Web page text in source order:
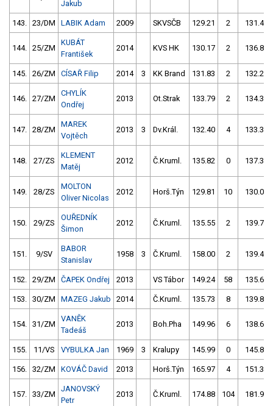
Jakub
143. 23/DM LABIK Adam 2009 SKVSČB 129.21 2 131.46
144. 25/ZM
KUBÁT
František
2014 KVS HK 130.17 2 136.81
145. 26/ZM CÍSAŘ Filip 2014 3 KK Brand 131.83 2 132.24
146. 27/ZM
CHYLÍK
Ondřej
2013 Ot.Strak 133.79 2 134.31
147. 28/ZM
MAREK
Vojtěch
2013 3 Dv.Král. 132.40 4 133.31
148. 27/ZS
KLEMENT
Matěj
2012 Č.Kruml. 135.82 0 137.31
149. 28/ZS
MOLTON
Oliver Nicolas
2012 Horš.Týn 129.81 10 130.02
150. 29/ZS
OUŘEDNÍK
Šimon
2012 Č.Kruml. 135.55 2 139.72
151. 9/SV
BABOR
Stanislav
1958 3 Č.Kruml. 158.00 2 139.42
152. 29/ZM ČAPEK Ondřej 2013 VS Tábor 149.24 58 135.61
153. 30/ZM MAZEG Jakub 2014 Č.Kruml. 135.73 8 139.86
154. 31/ZM
VANĚK
Tadeáš
2013 Boh.Pha 149.96 6 138.63
155. 11/VS VYBULKA Jan 1969 3 Kralupy 145.99 0 145.85
156. 32/ZM KOVÁČ David 2013 Horš.Týn 165.97 4 151.33
157. 33/ZM
JANOVSKÝ
Petr
2013 Č.Kruml. 174.88 104 181.91